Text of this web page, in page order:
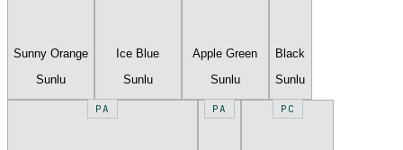
Sunny Orange
Sunlu
Ice Blue
Sunlu
Apple Green
Sunlu
Black
Sunlu
PA PA PC